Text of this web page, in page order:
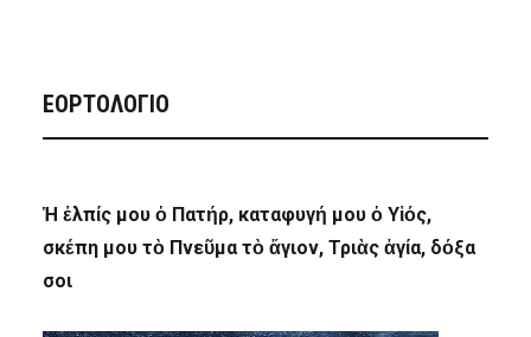
ΕΟΡΤΟΛΟΓΙΟ
Ἡ ἐλπίς μου ὁ Πατήρ, καταφυγή μου ὁ Υἱός,
σκέπη μου τὸ Πνεῦμα τὸ ἅγιον, Τριὰς ἁγία, δόξα
σοι